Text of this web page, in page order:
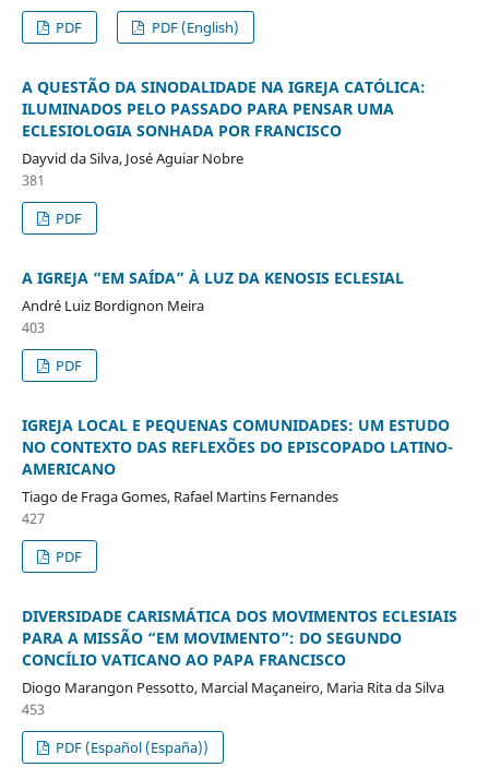
PDF
PDF (English)
A QUESTÃO DA SINODALIDADE NA IGREJA CATÓLICA:
ILUMINADOS PELO PASSADO PARA PENSAR UMA
ECLESIOLOGIA SONHADA POR FRANCISCO
Dayvid da Silva, José Aguiar Nobre
381
PDF
A IGREJA “EM SAÍDA” À LUZ DA KENOSIS ECLESIAL
André Luiz Bordignon Meira
403
PDF
IGREJA LOCAL E PEQUENAS COMUNIDADES: UM ESTUDO
NO CONTEXTO DAS REFLEXÕES DO EPISCOPADO LATINO-
AMERICANO
Tiago de Fraga Gomes, Rafael Martins Fernandes
427
PDF
DIVERSIDADE CARISMÁTICA DOS MOVIMENTOS ECLESIAIS
PARA A MISSÃO “EM MOVIMENTO”: DO SEGUNDO
CONCÍLIO VATICANO AO PAPA FRANCISCO
Diogo Marangon Pessotto, Marcial Maçaneiro, Maria Rita da Silva
453
PDF (Español (España))